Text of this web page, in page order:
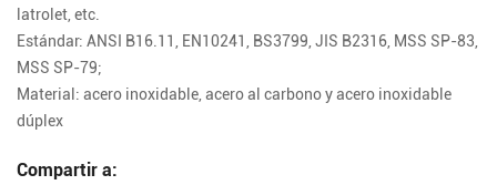
latrolet, etc.
Estándar: ANSI B16.11, EN10241, BS3799, JIS B2316, MSS SP-83,
MSS SP-79;
Material: acero inoxidable, acero al carbono y acero inoxidable
dúplex
Compartir a: